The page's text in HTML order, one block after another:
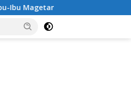
Kembangkan Olahan Ikan,